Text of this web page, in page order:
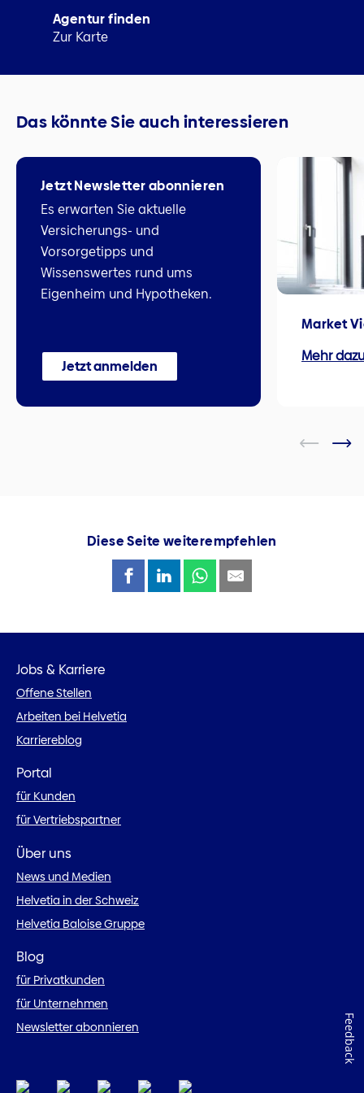
Agentur finden
Zur Karte
Das könnte Sie auch interessieren
Jetzt Newsletter abonnieren
Es erwarten Sie aktuelle
Versicherungs- und
Vorsorgetipps und
Wissenswertes rund ums
Eigenheim und Hypotheken.
Jetzt anmelden
Market
Mehr
Diese Seite weiterempfehlen
Jobs & Karriere
Offene Stellen
Arbeiten bei Helvetia
Karriereblog
Portal
für Kunden
für Vertriebspartner
Über uns
News und Medien
Helvetia in der Schweiz
Helvetia Baloise Gruppe
Blog
für Privatkunden
für Unternehmen
Newsletter abonnieren
Feedback